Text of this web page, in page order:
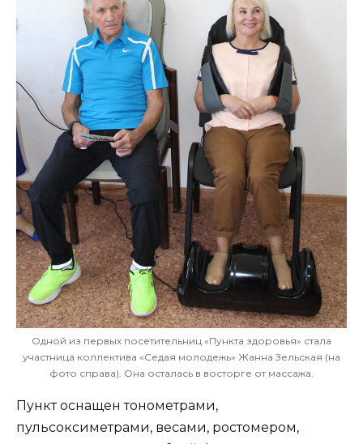
Одной из первых посетительниц «Пункта здоровья» стала
участница коллектива «Седая молодежь» Жанна Зельская (на
фото справа). Она осталась в восторге от массажа.
Пункт оснащен тонометрами,
пульсоксиметрами, весами, ростомером,